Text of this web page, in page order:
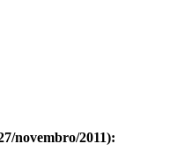
novembro/2011):